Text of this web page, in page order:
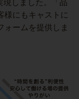
現しました。「品
様にもキャストに
ォームを提供しま